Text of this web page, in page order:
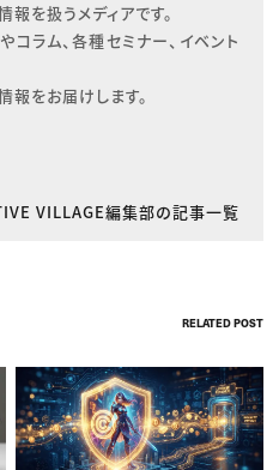
を扱うメディアです。
コラム、各種セミナー、イベント
報をお届けします。
VILLAGE編集部の記事一覧
RELATED POST